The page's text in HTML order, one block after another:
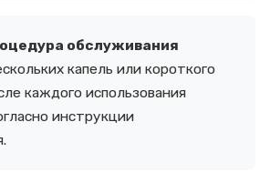
обслуживания
капель или короткого
каждого использования
инструкции